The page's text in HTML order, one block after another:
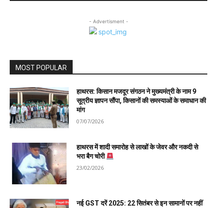
- Advertisment -
MOST POPULAR
हाथरस: किसान मजदूर संगठन ने मुख्यमंत्री के नाम 9
सूत्रीय ज्ञापन सौंपा, किसानों की समस्याओं के समाधान की
मांग
07/07/2026
हाथरस में शादी समारोह से लाखों के जेवर और नकदी से
भरा बैग चोरी
23/02/2026
नई GST दरें 2025: 22 सितंबर से इन सामानों पर नहीं